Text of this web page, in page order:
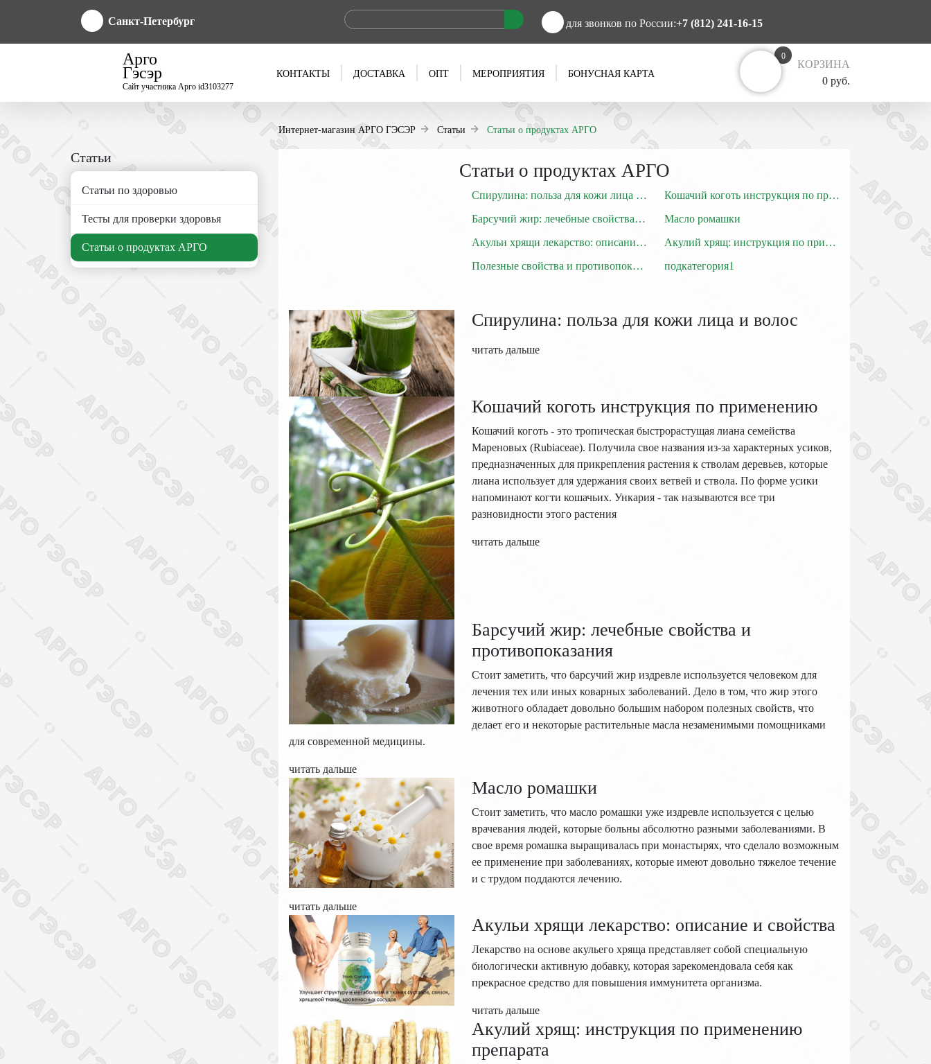
Санкт-Петербург для звонков по России:+7 (812) 241-16-15
Арго
Гэсэр
Сайт участника Арго id3103277
КОНТАКТЫ ДОСТАВКА ОПТ МЕРОПРИЯТИЯ БОНУСНАЯ КАРТА
0
КОРЗИНА
0 руб.
Интернет-магазин АРГО ГЭСЭР Статьи Статьи о продуктах АРГО
Статьи
Статьи по здоровью
Тесты для проверки здоровья
Статьи о продуктах АРГО
Статьи о продуктах АРГО
Спирулина: польза для кожи лица и волос
Кошачий коготь инструкция по применению
Барсучий жир: лечебные свойства и противопоказания
Масло ромашки
Акульи хрящи лекарство: описание и свойства
Акулий хрящ: инструкция по применению препарата
Полезные свойства и противопоказания Акульего хряща
подкатегория1
Спирулина: польза для кожи лица и волос
читать дальше
Кошачий коготь инструкция по применению
Кошачий коготь - это тропическая быстрорастущая лиана семейства
Мареновых (Rubiaceae). Получила свое названия из-за характерных усиков,
предназначенных для прикрепления растения к стволам деревьев, которые
лиана использует для удержания своих ветвей и ствола. По форме усики
напоминают когти кошачьих. Ункария - так называются все три
разновидности этого растения
читать дальше
Барсучий жир: лечебные свойства и
противопоказания
Стоит заметить, что барсучий жир издревле используется человеком для
лечения тех или иных коварных заболеваний. Дело в том, что жир этого
животного обладает довольно большим набором полезных свойств, что
делает его и некоторые растительные масла незаменимыми помощниками
для современной медицины.
читать дальше
Масло ромашки
Стоит заметить, что масло ромашки уже издревле используется с целью
врачевания людей, которые больны абсолютно разными заболеваниями. В
свое время ромашка выращивалась при монастырях, что сделало возможным
ее применение при заболеваниях, которые имеют довольно тяжелое течение
и с трудом поддаются лечению.
читать дальше
Акульи хрящи лекарство: описание и свойства
Лекарство на основе акульего хряща представляет собой специальную
биологически активную добавку, которая зарекомендовала себя как
прекрасное средство для повышения иммунитета организма.
читать дальше
Акулий хрящ: инструкция по применению
препарата